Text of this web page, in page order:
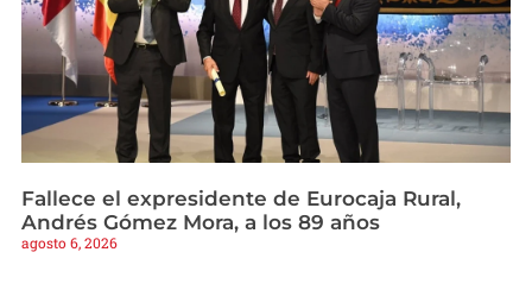
Fallece el expresidente de Eurocaja Rural,
Andrés Gómez Mora, a los 89 años
agosto 6, 2026